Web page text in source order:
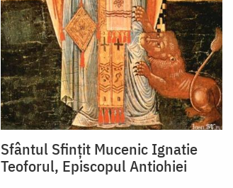
Sfântul Sfințit Mucenic Ignatie
Teoforul, Episcopul Antiohiei